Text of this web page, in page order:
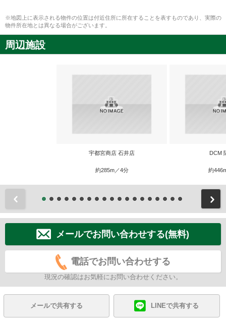
※地図上に表示される物件の位置は付近住所に所在することを表すものであり、実際の
物件所在地とは異なる場合がございます。
周辺施設
宇都宮商店 石井店
約285m／4分
DCM
約
メールでお問い合わせする(無料)
電話でお問い合わせする
現況の確認はお気軽にお問い合わせください。
メールで共有する LINEで共有する